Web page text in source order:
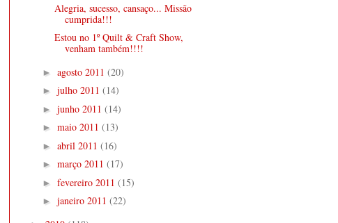
Alegria, sucesso, cansaço... Missão
cumprida!!!
Estou no 1º Quilt & Craft Show,
venham também!!!!
► agosto 2011 (20)
► julho 2011 (14)
► junho 2011 (14)
► maio 2011 (13)
► abril 2011 (16)
► março 2011 (17)
► fevereiro 2011 (15)
► janeiro 2011 (22)